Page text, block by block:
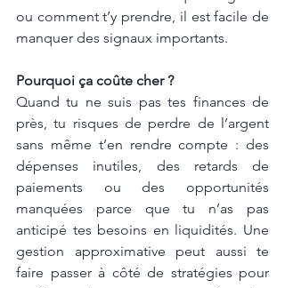
ou comment t’y prendre, il est facile de
manquer des signaux importants.
Pourquoi ça coûte cher ?
Quand tu ne suis pas tes finances de
près, tu risques de perdre de l’argent
sans même t’en rendre compte : des
dépenses inutiles, des retards de
paiements ou des opportunités
manquées parce que tu n’as pas
anticipé tes besoins en liquidités. Une
gestion approximative peut aussi te
faire passer à côté de stratégies pour